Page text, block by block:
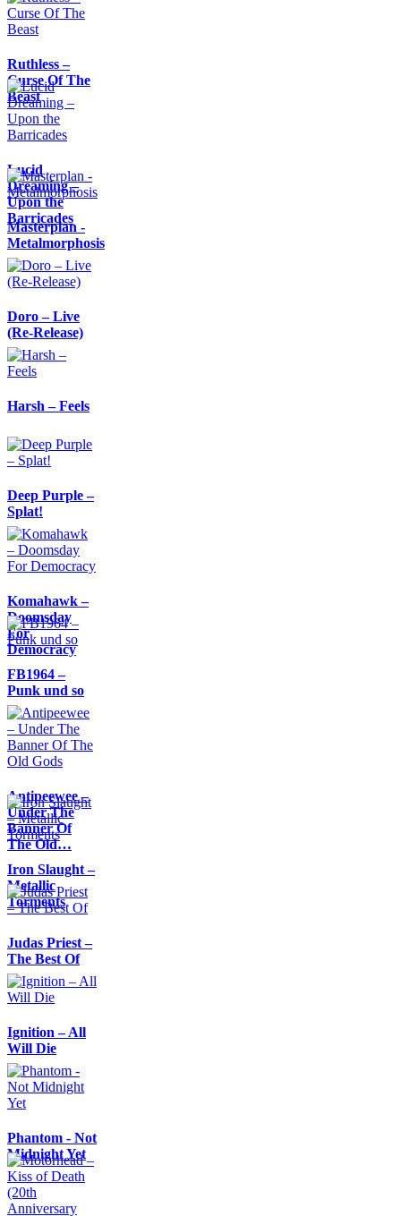
Ruthless –
Curse Of The
Beast
Lucid
Dreaming –
Upon the
Barricades
Masterplan -
Metalmorphosis
Doro – Live
(Re-Release)
Harsh – Feels
Deep Purple –
Splat!
Komahawk –
Doomsday
For
Democracy
FB1964 –
Punk und so
Antipeewee –
Under The
Banner Of
The Old…
Iron Slaught –
Metallic
Torments
Judas Priest –
The Best Of
Ignition – All
Will Die
Phantom - Not
Midnight Yet